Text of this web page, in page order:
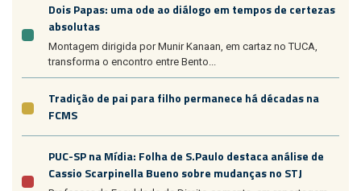
Dois Papas: uma ode ao diálogo em tempos de certezas
absolutas
Montagem dirigida por Munir Kanaan, em cartaz no TUCA,
transforma o encontro entre Bento...
Tradição de pai para filho permanece há décadas na
FCMS
PUC-SP na Mídia: Folha de S.Paulo destaca análise de
Cassio Scarpinella Bueno sobre mudanças no STJ